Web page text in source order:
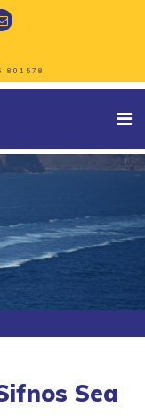
801578
Sea